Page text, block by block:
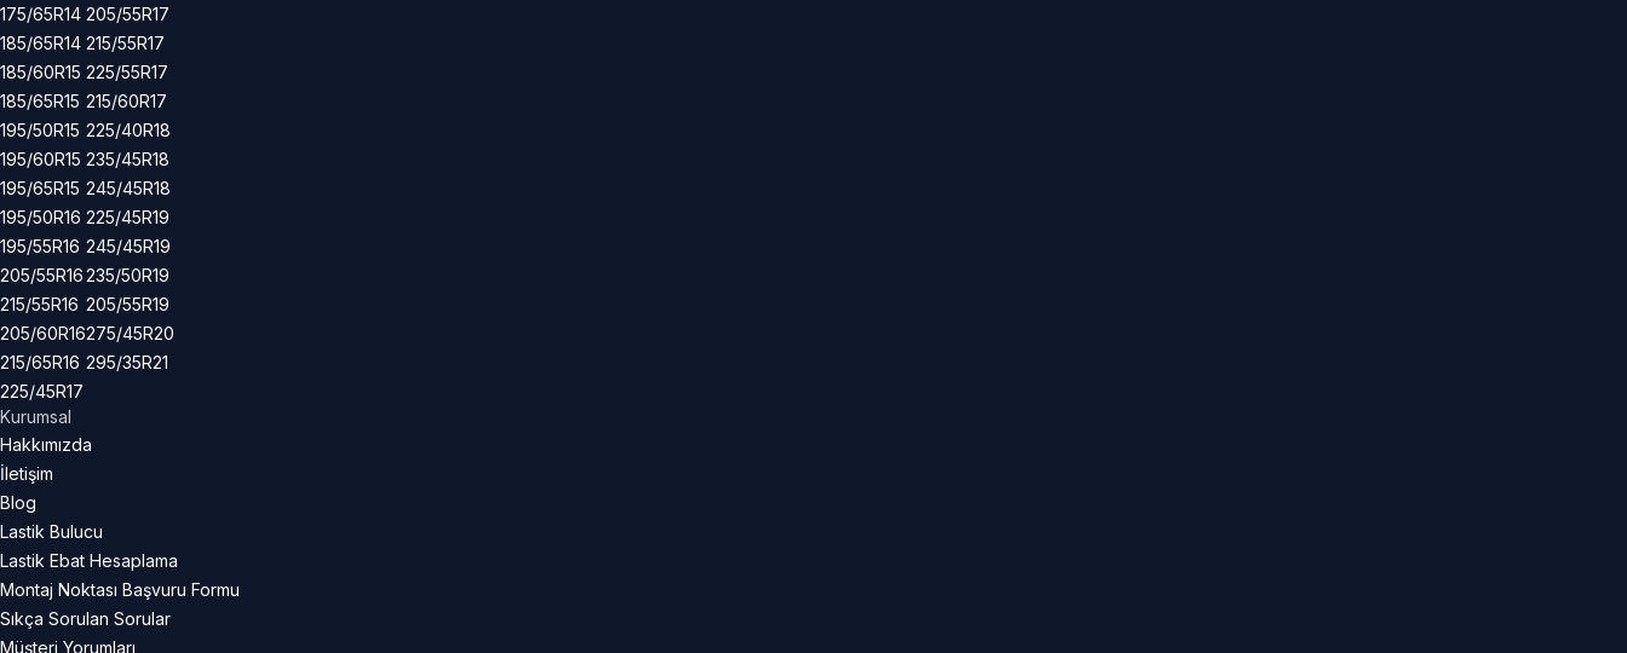
175/65R14
185/65R14
185/60R15
185/65R15
195/50R15
195/60R15
195/65R15
195/50R16
195/55R16
205/55R16
215/55R16
205/60R16
215/65R16
225/45R17
205/55R17
215/55R17
225/55R17
215/60R17
225/40R18
235/45R18
245/45R18
225/45R19
245/45R19
235/50R19
205/55R19
275/45R20
295/35R21
Kurumsal
Hakkımızda
İletişim
Blog
Lastik Bulucu
Lastik Ebat Hesaplama
Montaj Noktası Başvuru Formu
Sıkça Sorulan Sorular
Müşteri Yorumları